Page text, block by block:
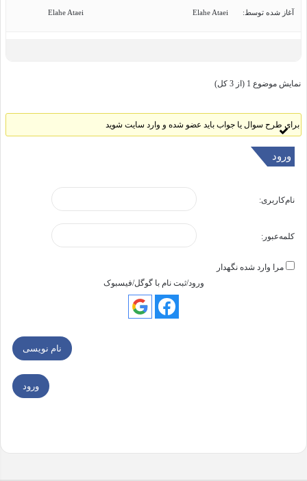
آغاز شده توسط: Elahe Ataei
Elahe Ataei
نمایش موضوع 1 (از 3 کل)
برای طرح سوال یا جواب باید عضو شده و وارد سایت شوید
ورود
نام‌کاربری:
کلمه‌عبور:
مرا وارد شده نگهدار
ورود/ثبت نام با گوگل/فیسبوک
نام نویسی
ورود